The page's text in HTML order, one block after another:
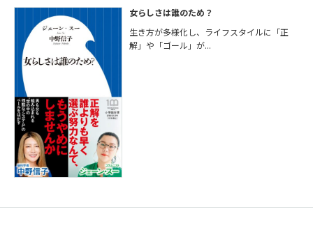
女らしさは誰のため？
生き方が多様化し、ライフスタイルに「正
解」や「ゴール」が...